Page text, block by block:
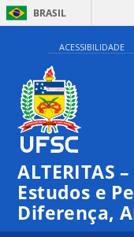
BRASIL
ACESSIBILIDADE
ALTERITAS
Estudos e
Diferença,